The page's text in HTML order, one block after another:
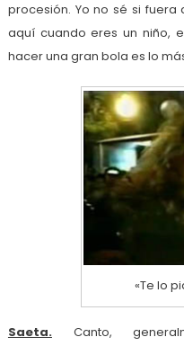
procesión. Yo no sé si
aquí cuando eres un niño,
hacer una gran bola es lo
«Te lo
Saeta.Canto,